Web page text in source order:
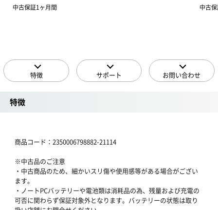
中古保証1ヶ月間 中古
特徴 サポート お問い合わせ
特徴
商品コード：2350006798882-21114
※中古品のご注意
・中古商品のため、細かいスリ傷や使用感等がある場合がござい
ます。
・ノートPCバッテリーや電池類は消耗品の為、残量および充電の
可否に関わらず保証対象外となります。バッテリーの状態は取り